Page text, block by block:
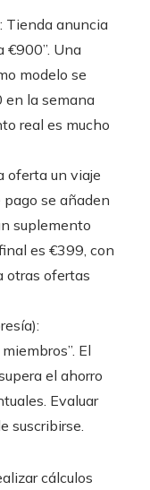
Tienda anuncia
€900”. Una
modelo se
la semana
real es mucho
oferta un viaje
pago se añaden
suplemento
es €399, con
otras ofertas
El
el ahorro
Evaluar
suscribirse.
cálculos